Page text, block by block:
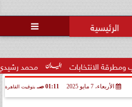

محمد رشيدي: لقاء الرئيس
الأربعاء، 7 مايو 2025 01:11 صـ بتوقيت القاهرة